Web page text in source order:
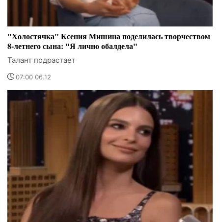
"Холостячка" Ксения Мишина поделилась творчеством
8-летнего сына: "Я лично обалдела"
Талант подрастает
07:00 06.12